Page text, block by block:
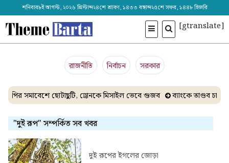
শনিবার৮ই আগস্ট, ২০২৬ খ্রিস্টাব্দ২৪শে শ্রাবণ, ১৪৩৩ বঙ্গাব্দ২৫শে সফর, ১৪৪৮ হিজরি
[gtranslate]
রাজনীতি নির্বাচন সরকার
সমাবেশে ছোটাছুটি, ড্রোনকে মিসাইল ভেবে গুজব ব্যাংকে তাণ্ডব
"দুই রূপ" সম্পর্কিত সব খবর
দুই রূপের ইগলের জোড়া